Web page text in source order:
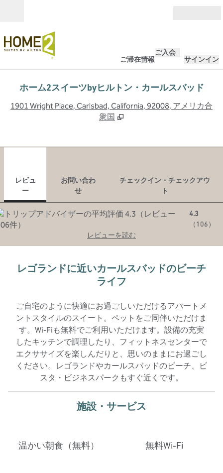
ご滞在情報
ご入会
サインイン
ホーム2スイーツbyヒルトン・カールスバッド
1901 Wright Place, Carlsbad, California, 92008, アメリカ合
衆国
レビュ
ー
お問い合わ
せ
お問い合わせ チェックイン・チェックアウ
ト
4.3
（106）
レビューを読む
レゴランドに近いカールスバッドのビーチ
ライフ
ご自宅のように快適にお過ごしいただけるアパートメ
ントスタイルのスイート。ペットをご同伴いただけま
す。Wi-Fiも無料でご利用いただけます。設備の充実
したキッチンで調理したり、フィットネスセンターで
エクササイズを楽しんだりと、思いのままにお過ごし
ください。レゴランドやカールスバッドのビーチ、ビ
スタ・ビジネスパークもすぐ近くです。
施設・サービス
温かい朝食（無料） 無料Wi-Fi